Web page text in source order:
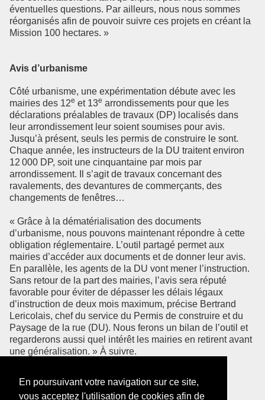
En poursuivant votre navigation sur ce site,
vous acceptez l'utilisation de cookies afin de
éventuelles questions. Par ailleurs, nous nous sommes
réorganisés afin de pouvoir suivre ces projets en créant la
Mission 100 hectares. »
Avis d’urbanisme
Côté urbanisme, une expérimentation débute avec les
mairies des 12e et 13e arrondissements pour que les
déclarations préalables de travaux (DP) localisés dans
leur arrondissement leur soient soumises pour avis.
Jusqu’à présent, seuls les permis de construire le sont.
Chaque année, les instructeurs de la DU traitent environ
12 000 DP, soit une cinquantaine par mois par
arrondissement. Il s’agit de travaux concernant des
ravalements, des devantures de commerçants, des
changements de fenêtres…
« Grâce à la dématérialisation des documents
d’urbanisme, nous pouvons maintenant répondre à cette
obligation réglementaire. L’outil partagé permet aux
mairies d’accéder aux documents et de donner leur avis.
En parallèle, les agents de la DU vont mener l’instruction.
Sans retour de la part des mairies, l’avis sera réputé
favorable pour éviter de dépasser les délais légaux
d’instruction de deux mois maximum, précise Bertrand
Lericolais, chef du service du Permis de construire et du
Paysage de la rue (DU). Nous ferons un bilan de l’outil et
regarderons aussi quel intérêt les mairies en retirent avant
une généralisation. » À suivre.
À lire : des outils locaux